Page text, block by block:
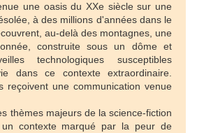
une oasis du XXe siècle sur une
à des millions d'années dans le
au-delà des montagnes, une
construite sous un dôme et
technologiques susceptibles
dans ce contexte extraordinaire.
reçoivent une communication venue
thèmes majeurs de la science-fiction
contexte marqué par la peur de